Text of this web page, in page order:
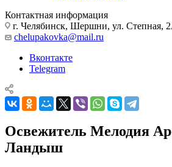
Контактная информация
г. Челябинск, Шершни, ул. Степная,
chelupakovka@mail.ru
Вконтакте
Telegram
Освежитель Мелодия
Ландыш